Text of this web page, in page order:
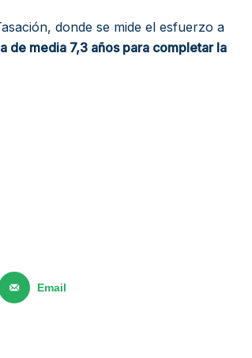
donde se mide el esfuerzo a
de media 7,3 años para completar la
Email